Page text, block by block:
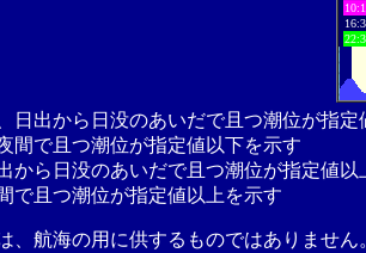
日出から日没のあいだで且つ潮位が指
間で且つ潮位が指定値以下を示す
から日没のあいだで且つ潮位が指定値以
で且つ潮位が指定値以上を示す
、航海の用に供するものではありませ